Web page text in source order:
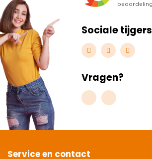
Sociale tijgers
Vragen?
Service en contact